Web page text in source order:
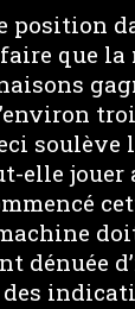
position
faire que
soulève
elle jouer
dénuée